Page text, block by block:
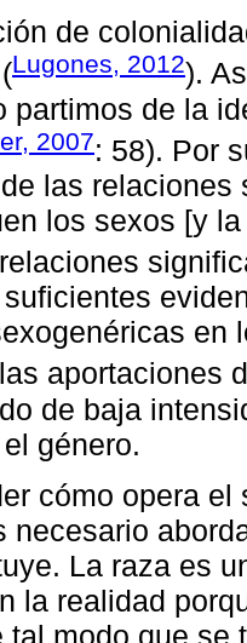
de
Lugones, 2012).
partimos de la
2007: 58). Por
las
los sexos [y
en
aportaciones
de baja
género.
cómo opera
necesario
La raza es
la realidad
tal modo que se